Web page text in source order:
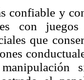
confiable y
con
que